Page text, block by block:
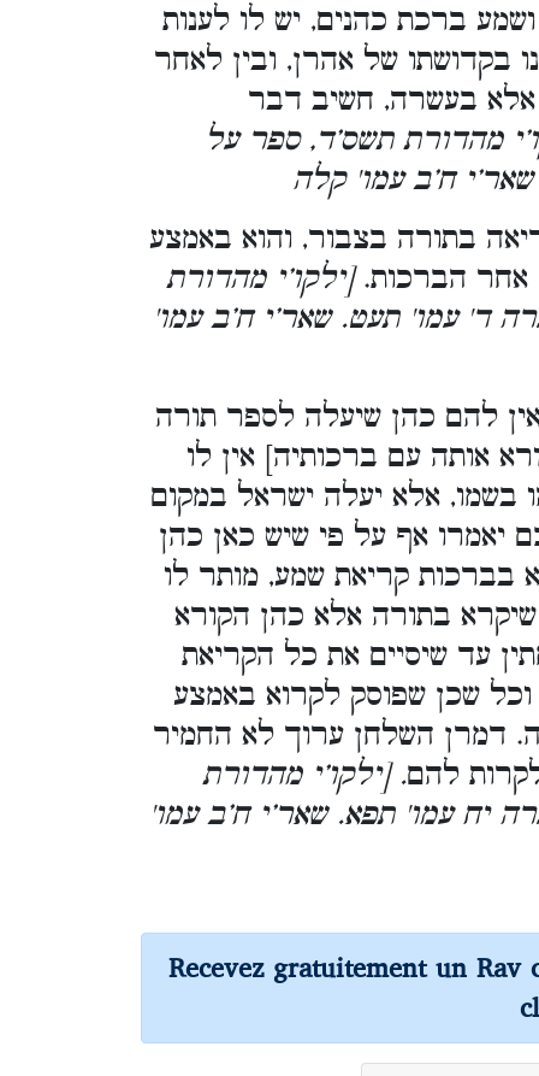
ברכת כהנים, יש לו לענות
בקדושתו של אהרן, ובין לאחר
אלא בעשרה, חשיב דבר
מהדורת תשס’ד, ספר על
ח’ב עמו' קלה
בתורה בצבור, והוא באמצע
אחר הברכות.[ילקו’י מהדורת
ד' עמו' תעט. שאר’י ח’ב עמו'
להם כהן שיעלה לספר תורה
אותה עם ברכותיה] אין לו
בשמו, אלא יעלה ישראל במקום
יאמרו אף על פי שיש כאן כהן
בברכות קריאת שמע, מותר לו
בתורה אלא כהן הקורא
עד שיסיים את כל הקריאת
שכן שפוסק לקרוא באמצע
דמרן השלחן ערוך לא החמיר
להם. [ילקו’י מהדורת
יח עמו' תפא. שאר’י ח’ב עמו'
Recevez gratuitement un Rav